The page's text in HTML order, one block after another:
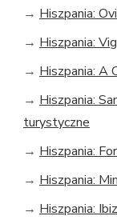
→ Hiszpania:
→ Hiszpania:
→ Hiszpania: A
→ Hiszpania:
turystyczne
→ Hiszpania:
→ Hiszpania:
→ Hiszpania: